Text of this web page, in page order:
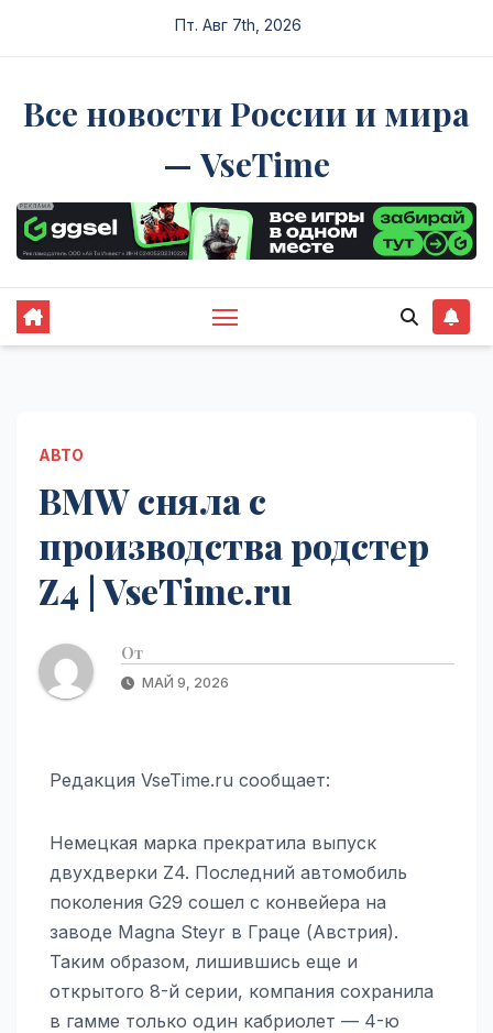
Пт. Авг 7th, 2026
Все новости России и мира
— VseTime
АВТО
BMW сняла с
производства родстер
Z4 | VseTime.ru
От
МАЙ 9, 2026
Редакция VseTime.ru сообщает:
Немецкая марка прекратила выпуск
двухдверки Z4. Последний автомобиль
поколения G29 сошел с конвейера на
заводе Magna Steyr в Граце (Австрия).
Таким образом, лишившись еще и
открытого 8-й серии, компания сохранила
в гамме только один кабриолет — 4-ю